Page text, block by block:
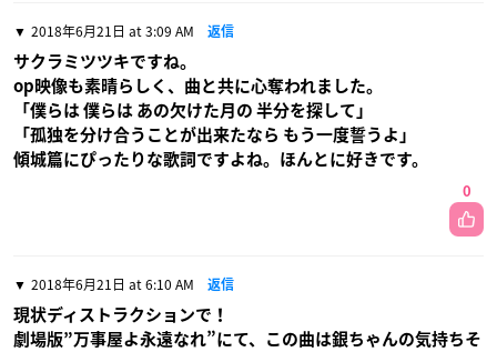
2018年6月21日 at 3:09 AM 返信
サクラミツツキですね。
op映像も素晴らしく、曲と共に心奪われました。
「僕らは 僕らは あの欠けた月の 半分を探して」
「孤独を分け合うことが出来たなら もう一度誓うよ」
傾城篇にぴったりな歌詞ですよね。ほんとに好きです。
0
2018年6月21日 at 6:10 AM 返信
現状ディストラクションで！
劇場版”万事屋よ永遠なれ”にて、この曲は銀ちゃんの気持ちそ